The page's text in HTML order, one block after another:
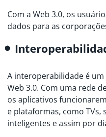
Com a Web 3.0, os
dados para as
A interoperabilidade é
Web 3.0. Com uma rede
os aplicativos
e plataformas, como
inteligentes e assim por